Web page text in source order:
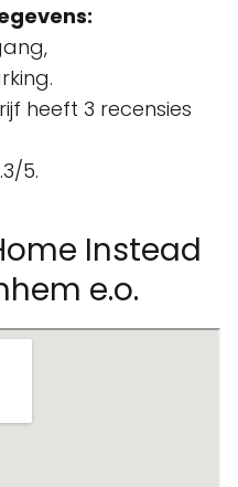
heeft 3 recensies
5.
Instead
e.o.